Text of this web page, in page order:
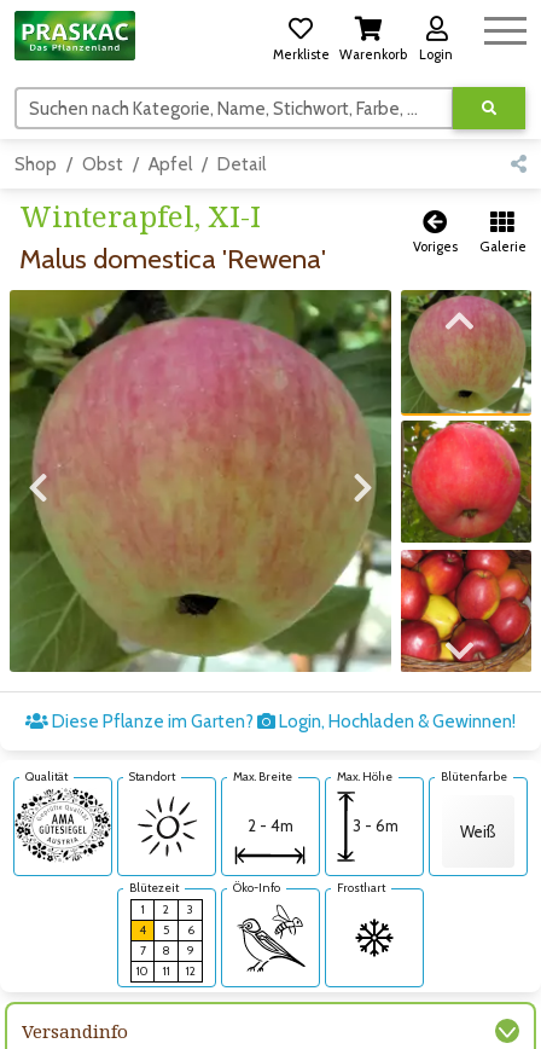
Merkliste Warenkorb Login
Suchen nach Kategorie, Name, Stichwort, Farbe, usw.
Shop Obst Apfel Detail
Winterapfel, XI-I
Malus domestica 'Rewena' Voriges Galerie
Zum vorigen Bild Zum nächsten Bild
Zum vorigen Bild
Zum nächsten Bild
Diese Pflanze im Garten? Login, Hochladen & Gewinnen!
Qualität Standort Max. Breite
2 - 4m
Max. Höhe
3 - 6m
Blütenfarbe
Weiß
Blütezeit
1
2
3
4
5
6
7
8
9
10
11 12
Öko-Info Frosthart
Versandinfo